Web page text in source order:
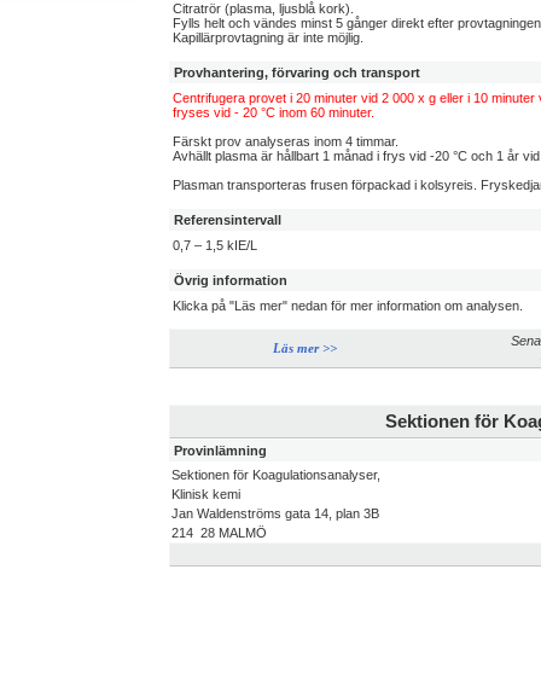
Citratrör (plasma, ljusblå kork).
Fylls helt och vändes minst 5 gånger direkt efter
Kapillärprovtagning är inte möjlig.
Provhantering, förvaring och transport
Centrifugera provet i 20 minuter vid 2 000 x g eller i 10
fryses vid - 20 °C inom 60 minuter.
Färskt prov analyseras inom 4 timmar.
Avhällt plasma är hållbart 1 månad i frys vid -20 °C och 1 år
Plasman transporteras frusen förpackad i kolsyreis.
Referensintervall
0,7 – 1,5 kIE/L
Övrig information
Klicka på "Läs mer" nedan för mer information om analysen.
Läs mer >>
Sektionen för
Provinlämning
Sektionen för Koagulationsanalyser,
Klinisk kemi
Jan Waldenströms gata 14, plan 3B
214 28 MALMÖ